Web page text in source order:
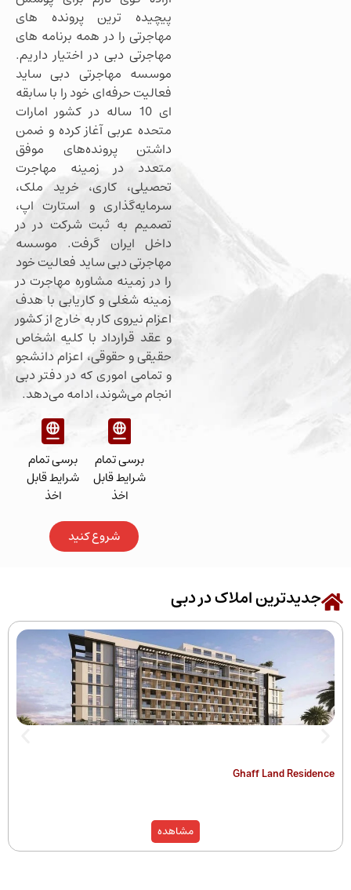
پیچیده ترین پرونده های
مهاجرتی را در همه برنامه های
مهاجرتی دبی در اختیار داریم.
موسسه مهاجرتی دبی ساید
فعالیت حرفه‌ای خود را با سابقه
ای 10 ساله در کشور امارات
متحده عربی آغاز کرده و ضمن
داشتن پرونده‌های موفق
متعدد در زمینه مهاجرت
تحصیلی، کاری، خرید ملک،
سرمایه‌گذاری و استارت اپ،
تصمیم به ثبت شرکت در در
داخل ایران گرفت. موسسه
مهاجرتی دبی ساید فعالیت خود
را در زمینه مشاوره مهاجرت در
زمینه شغلی و کاریابی با هدف
اعزام نیروی کار به خارج از کشور
و عقد قرارداد با کلیه اشخاص
حقیقی و حقوقی، اعزام دانشجو
و تمامی اموری که در دفتر دبی
انجام می‌شوند، ادامه می‌دهد.
برسی تمام
شرایط قابل
اخذ
شروع کنید
املاک در دبی
Ghaff